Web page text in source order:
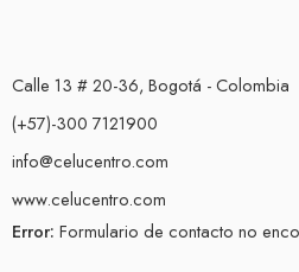
Calle 13 # 20-36, Bogotá - Colombia
(+57)-300 7121900
info@celucentro.com
www.celucentro.com
Error: Formulario de contacto no